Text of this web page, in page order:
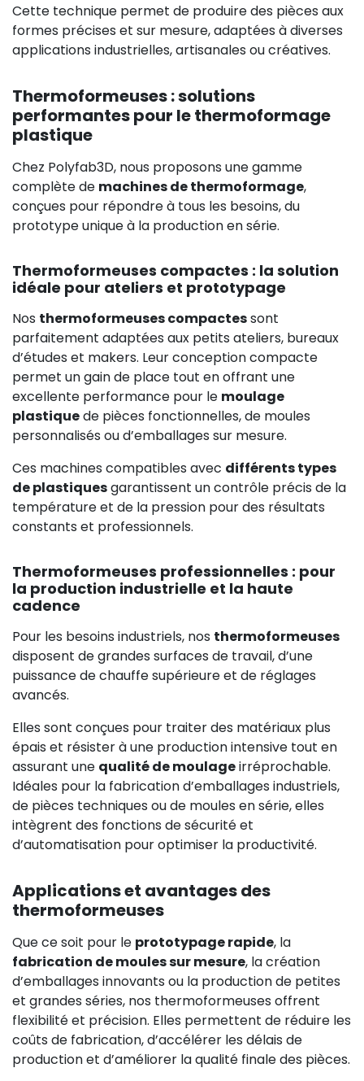
Cette technique permet de produire des pièces aux
formes précises et sur mesure, adaptées à diverses
applications industrielles, artisanales ou créatives.
Thermoformeuses : solutions
performantes pour le thermoformage
plastique
Chez Polyfab3D, nous proposons une gamme
complète de machines de thermoformage,
conçues pour répondre à tous les besoins, du
prototype unique à la production en série.
Thermoformeuses compactes : la solution
idéale pour ateliers et prototypage
Nos thermoformeuses compactessont
parfaitement adaptées aux petits ateliers, bureaux
d’études et makers. Leur conception compacte
permet un gain de place tout en offrant une
excellente performance pour le moulage
plastiquede pièces fonctionnelles, de moules
personnalisés ou d’emballages sur mesure.
Ces machines compatibles avec différents types
de plastiquesgarantissent un contrôle précis de la
température et de la pression pour des résultats
constants et professionnels.
Thermoformeuses professionnelles : pour
la production industrielle et la haute
cadence
Pour les besoins industriels, nos thermoformeuses
disposent de grandes surfaces de travail, d’une
puissance de chauffe supérieure et de réglages
avancés.
Elles sont conçues pour traiter des matériaux plus
épais et résister à une production intensive tout en
assurant une qualité de moulageirréprochable.
Idéales pour la fabrication d’emballages industriels,
de pièces techniques ou de moules en série, elles
intègrent des fonctions de sécurité et
d’automatisation pour optimiser la productivité.
Applications et avantages des
thermoformeuses
Que ce soit pour le prototypage rapide, la
fabrication de moules sur mesure, la création
d’emballages innovants ou la production de petites
et grandes séries, nos thermoformeuses offrent
flexibilité et précision. Elles permettent de réduire les
coûts de fabrication, d’accélérer les délais de
production et d’améliorer la qualité finale des pièces.